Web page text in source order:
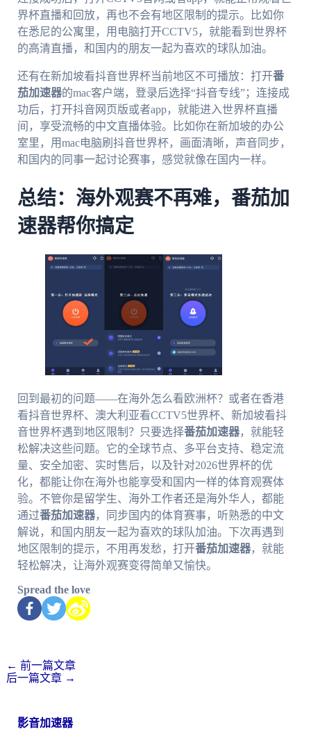
界杯直播和回放，再也不会有地区限制的提示。比如你
在悉尼的公寓里，用电脑打开CCTV5，就能看到世界杯
的高清直播，和国内的朋友一起为喜欢的球队加油。
还有在新加坡看抖音世界杯当前地区不可播放：打开番
茄加速器的mac客户端，登录后选择“抖音专线”；连接成
功后，打开抖音网页版或者app，就能进入世界杯直播
间，享受流畅的中文直播体验。比如你在新加坡的办公
室里，用mac电脑刷抖音世界杯，画面清晰，声音同步，
和国内的同事一起讨论赛事，感觉就像在国内一样。
总结：海外观赛不再难，番茄加
速器帮你搞定
回到最初的问题——在海外怎么看欧洲杯？或者在香港
看抖音世界杯、澳大利亚看CCTV5世界杯、新加坡看抖
音世界杯遇到地区限制？只要选择番茄加速器，就能轻
松解决这些问题。它的全球节点、多平台支持、稳定流
量、安全加密、实时售后，以及针对2026世界杯的优
化，都能让你在海外也能享受和国内一样的体育观赛体
验。不管你是留学生、海外工作者还是海外华人，都能
通过番茄加速器，同步国内的体育赛事，听熟悉的中文
解说，和国内朋友一起为喜欢的球队加油。下次再遇到
地区限制的提示，不用再发愁，打开番茄加速器，就能
轻松解决，让海外观赛变得简单又愉快。
Spread the love
← 前一篇文章
后一篇文章 →
影音加速器